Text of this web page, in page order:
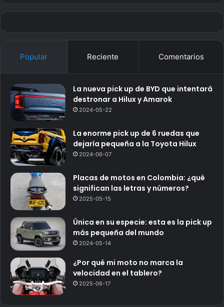
Popular Reciente Comentarios
La nueva pick up de BYD que intentará
destronar a Hilux y Amarok
2024-05-22
La enorme pick up de 6 ruedas que
dejaría pequeña a la Toyota Hilux
2024-06-07
Placas de motos en Colombia: ¿qué
significan las letras y números?
2025-05-15
Única en su especie: esta es la pick up
más pequeña del mundo
2024-05-14
¿Por qué mi moto no marca la
velocidad en el tablero?
2025-06-17